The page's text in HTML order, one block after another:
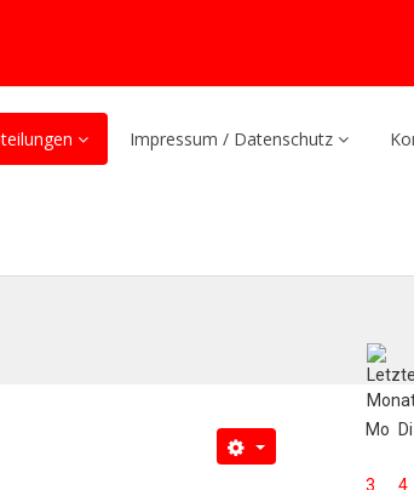
Impressum / Datenschutz
Mo
Di
3
4